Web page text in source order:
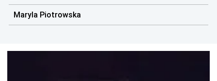
Maryla Piotrowska